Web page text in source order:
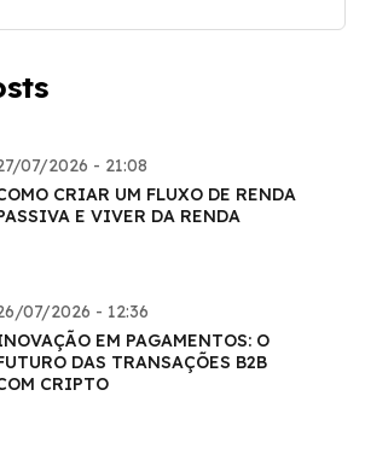
07/2026 - 21:08
CRIAR UM FLUXO DE RENDA
E VIVER DA RENDA
07/2026 - 12:36
EM PAGAMENTOS: O
DAS TRANSAÇÕES B2B
CRIPTO